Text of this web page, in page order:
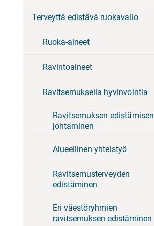
Terveyttä edistävä ruokavalio
Ruoka-aineet
Ravintoaineet
Ravitsemuksella hyvinvointia
Ravitsemuksen edistämisen
johtaminen
Alueellinen yhteistyö
Ravitsemusterveyden
edistäminen
Eri väestöryhmien
ravitsemuksen edistäminen